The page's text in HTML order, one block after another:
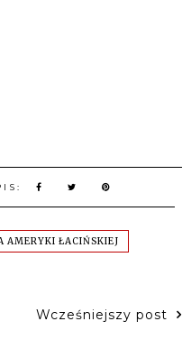
AMERYKI ŁACIŃSKIEJ
Wcześniejszy post